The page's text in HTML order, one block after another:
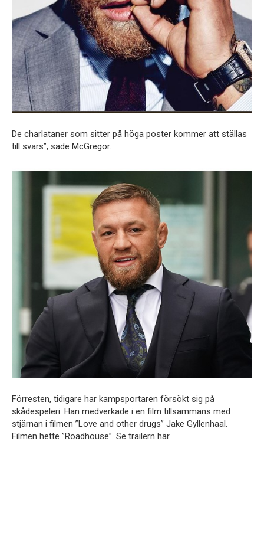
De charlataner som sitter på höga poster kommer att ställas
till svars”, sade McGregor.
Förresten, tidigare har kampsportaren försökt sig på
skådespeleri. Han medverkade i en film tillsammans med
stjärnan i filmen ”Love and other drugs” Jake Gyllenhaal.
Filmen hette ”Roadhouse”. Se trailern här.